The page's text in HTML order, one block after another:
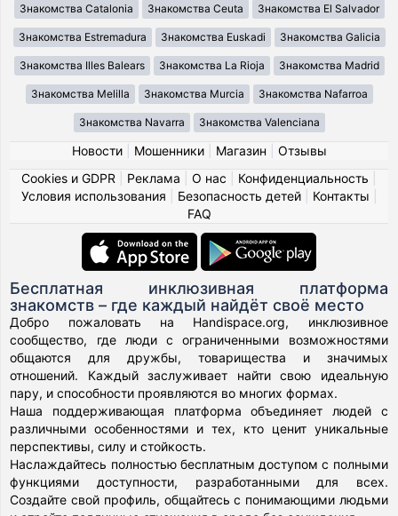
Знакомства Catalonia Знакомства Ceuta Знакомства El Salvador
Знакомства Estremadura Знакомства Euskadi Знакомства Galicia
Знакомства Illes Balears Знакомства La Rioja Знакомства Madrid
Знакомства Melilla Знакомства Murcia Знакомства Nafarroa
Знакомства Navarra Знакомства Valenciana
Новости| Мошенники| Магазин
Отзывы
Cookies и GDPR
Реклама О нас Конфиденциальность
Условия использования
Безопасность детей| Контакты
FAQ
Бесплатная инклюзивная платформа
знакомств – где каждый найдёт своё место
Добро пожаловать на Handispace.org, инклюзивное
сообщество, где люди с ограниченными возможностями
общаются для дружбы, товарищества и значимых
отношений. Каждый заслуживает найти свою идеальную
пару, и способности проявляются во многих формах.
Наша поддерживающая платформа объединяет людей с
различными особенностями и тех, кто ценит уникальные
перспективы, силу и стойкость.
Наслаждайтесь полностью бесплатным доступом с полными
функциями доступности, разработанными для всех.
Создайте свой профиль, общайтесь с понимающими людьми